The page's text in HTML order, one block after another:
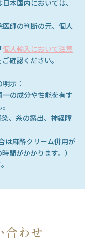
本国内においては、
師の判断の元、個人
個人輸入において注意
確認ください。
示：
の成分や性能を有す
、糸の露出、神経障
は麻酔クリーム併用が
間がかかります。）
合わせ